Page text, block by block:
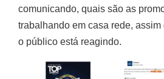
comunicando, quais são as
trabalhando em casa rede,
o público está reagindo.